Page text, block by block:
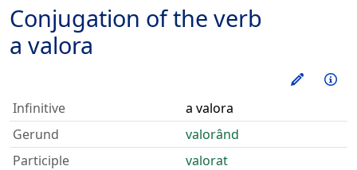
Conjugation of the verb
a valora
Train
Infinitive
a valora
Gerund
valorând
Participle
valorat